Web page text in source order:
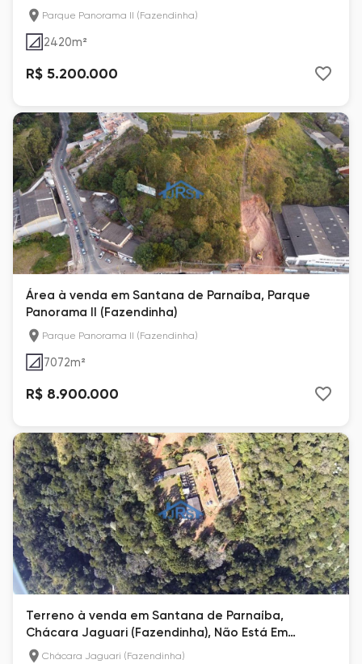
Parque Panorama II (Fazendinha)
2420m²
R$ 5.200.000
Área à venda em Santana de Parnaíba, Parque
Panorama II (Fazendinha)
Parque Panorama II (Fazendinha)
7072m²
R$ 8.900.000
Terreno à venda em Santana de Parnaíba,
Chácara Jaguari (Fazendinha), Não Está Em
Condomínio
Chácara Jaguari (Fazendinha)